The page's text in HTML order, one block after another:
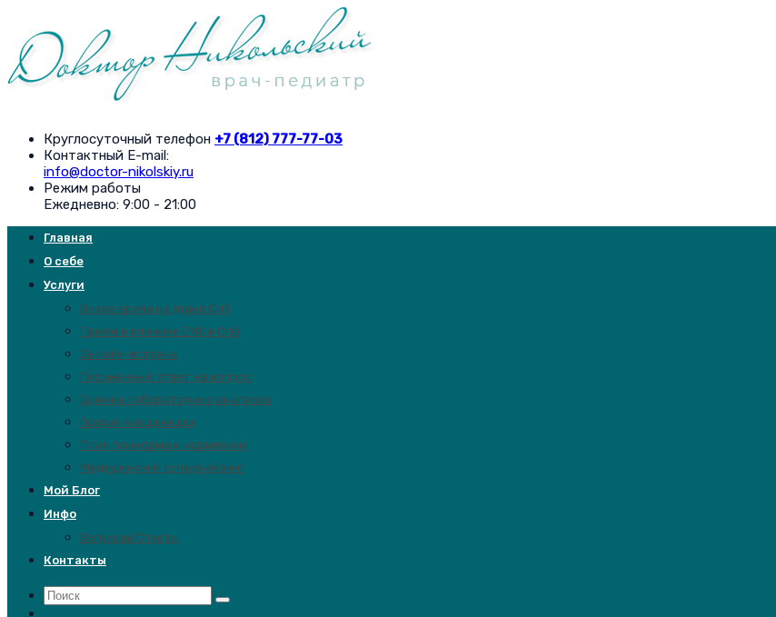
Круглосуточный телефон +7 (812) 777-77-03
Контактный E-mail:
info@doctor-nikolskiy.ru
Режим работы
Ежедневно: 9:00 - 21:00
Главная
О себе
Услуги
Вызов врача на дом в Спб
Прием в клинике EMS в Спб
Онлайн-встреча
Письменный ответ на вопрос
Оценка лабораторных анализов
График вакцинации
План прикорма и кормления
Медицинский супервайзинг
Мой Блог
Инфо
Вопросы/Ответы
Контакты